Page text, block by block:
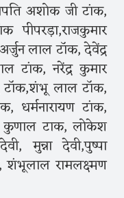
अशोक जी टांक,
लाल टॉक, देवेंद्र
टांक, नरेंद्र कुमार
लाल टॉक,
टांक,
कुणाल टाक, लोकेश
मुन्ना देवी,पुष्पा
शंभूलाल रामलक्ष्मण